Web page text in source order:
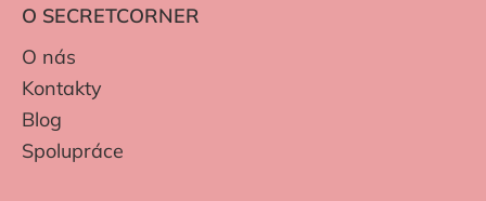
O SECRETCORNER
O nás
Kontakty
Blog
Spolupráce